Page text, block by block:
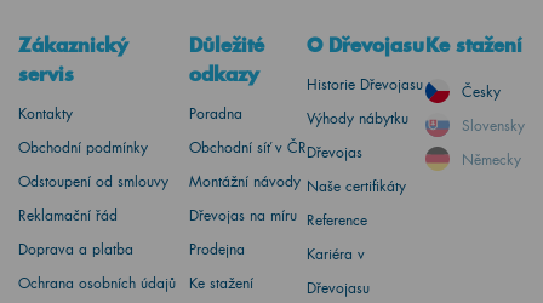
Zákaznický
servis
Kontakty
Obchodní podmínky
Odstoupení od smlouvy
Reklamační řád
Doprava a platba
Ochrana osobních údajů
Důležité
odkazy
Poradna
Obchodní síť v ČR
Montážní návody
Dřevojas na míru
Prodejna
Ke stažení
O Dřevojasu
Historie Dřevojasu
Výhody nábytku
Dřevojas
Naše certifikáty
Reference
Kariéra v
Dřevojasu
Ke stažení
Česky
Slovensky
Německy